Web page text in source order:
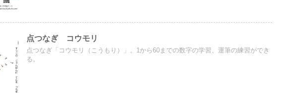
点つなぎ コウモリ
点つなぎ「コウモリ（こうもり）」。1から60までの数字の学習、運筆の練習ができ
る。